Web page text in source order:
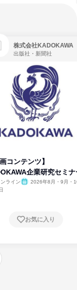
株式会社KADOKAWA
出版社・新聞社
画コンテンツ】
企業研究セミナ
ンライン
2026年8月・9月・
お気に入り